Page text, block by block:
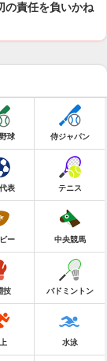
の責任を負いかね
球 侍ジャパン
表 テニス
ー 中央競馬
技 バドミントン
水泳